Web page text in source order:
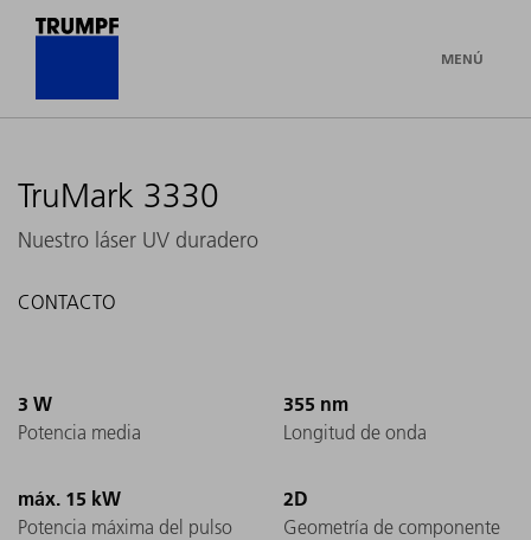
MENÚ
TruMark 3330
Nuestro láser UV duradero
CONTACTO
3 W
Potencia media
355 nm
Longitud de onda
máx. 15 kW
Potencia máxima del pulso
2D
Geometría de componente